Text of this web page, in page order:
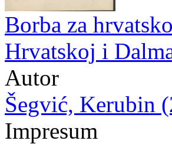
Borba za
Hrvatskoj i
Autor
Šegvić, Kerubin
Impresum